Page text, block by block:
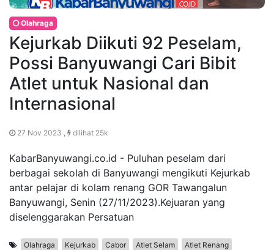
Olahraga
Kejurkab Diikuti 92 Peselam,
Possi Banyuwangi Cari Bibit
Atlet untuk Nasional dan
Internasional
27 Nov 2023 , dilihat 25k
KabarBanyuwangi.co.id - Puluhan peselam dari
berbagai sekolah di Banyuwangi mengikuti Kejurkab
antar pelajar di kolam renang GOR Tawangalun
Banyuwangi, Senin (27/11/2023).Kejuaran yang
diselenggarakan Persatuan
Olahraga Kejurkab Cabor Atlet Selam
Atlet Renang